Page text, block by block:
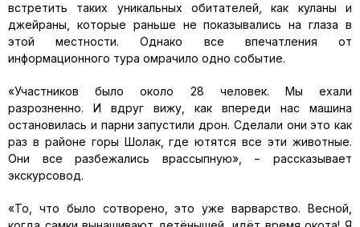
встретить таких уникальных обитателей, как куланы и
джейраны, которые раньше не показывались на глаза в
этой местности. Однако все впечатления от
информационного тура омрачило одно событие.
«Участников было около 28 человек. Мы ехали
разрозненно. И вдруг вижу, как впереди нас машина
остановилась и парни запустили дрон. Сделали они это как
раз в районе горы Шолак, где ютятся все эти животные.
Они все разбежались врассыпную», − рассказывает
экскурсовод.
«То, что было сотворено, это уже варварство. Весной,